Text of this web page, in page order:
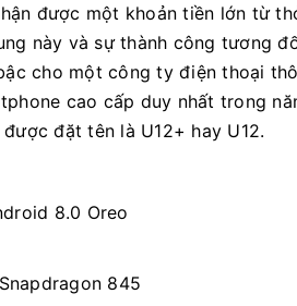
được một khoản tiền lớn từ
này và sự thành công tương
cho một công ty điện thoại
cao cấp duy nhất trong
đặt tên là U12+ hay U12.
8.0 Oreo
845